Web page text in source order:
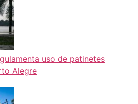
uso de patinetes
Alegre